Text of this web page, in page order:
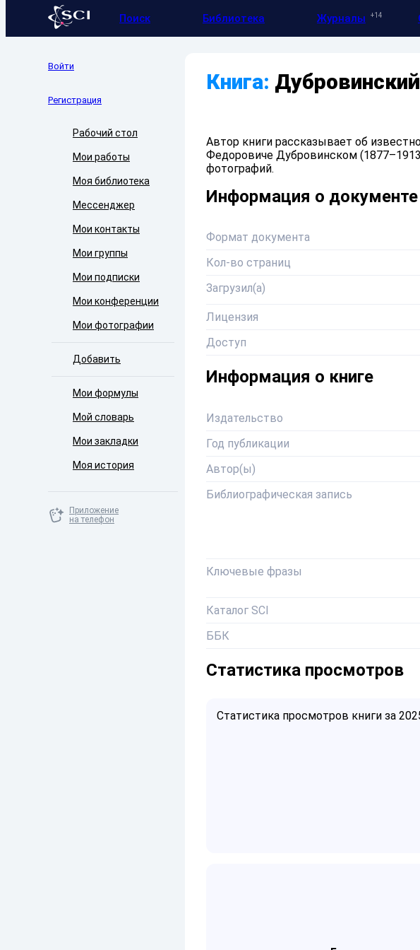
Поиск Библиотека Журналы 14
Войти
Регистрация
Рабочий стол
Мои работы
Моя библиотека
Мессенджер
Мои контакты
Мои группы
Мои подписки
Мои конференции
Мои фотографии
Добавить
Мои формулы
Мой словарь
Мои закладки
Моя история
Приложение
на телефон
Книга: Дубровинский
Автор книги рассказывает об
Федоровиче Дубровинском
фотографий.
Информация о документе
Формат документа
Кол-во страниц
Загрузил(а)
Лицензия
Доступ
Информация о книге
Издательство
Год публикации
Автор(ы)
Библиографическая запись
Ключевые фразы
Каталог SCI
ББК
Статистика просмотров
Статистика просмотров книги за